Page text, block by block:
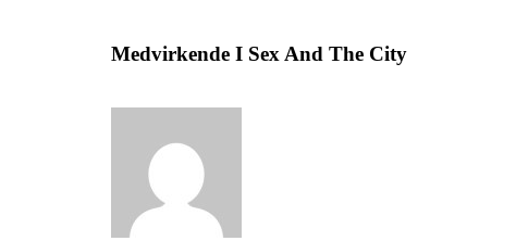
Medvirkende I Sex And The City